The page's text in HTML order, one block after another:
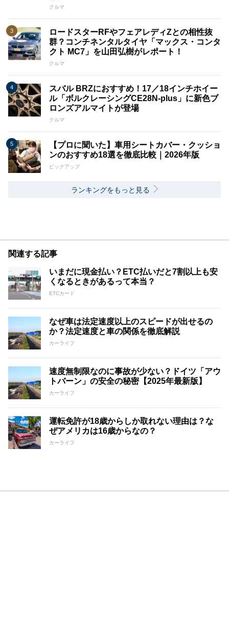
クルマ
ロードスターRFやフェアレディZとの相性抜
群？コンチネンタルタイヤ「マックス・コンタ
クト MC7」を山田弘樹がレポート！
クルマ
スバル BRZにおすすめ！17／18インチホイー
ル「ボルクレーシングCE28N-plus」に新色ブ
ロンズアルマイトが登場
クルマ
【プロに聞いた】車用シートカバー・クッショ
ンのおすすめ18選を徹底比較｜2026年版
ピックアップ
ランキングをもっと見る
関連する記事
いまだに現金払い？ETC払いだと7割以上も安
くなるときがあるって本当？
ETCカード
なぜ車は法定速度以上のスピードが出せるの
か？法定速度と車の関係を徹底解説
カーライフ
速度無制限なのに事故が少ない？ドイツ「アウ
トバーン」の安全の秘密【2025年最新版】
カーライフ
運転免許が18歳からしか取れない理由は？な
ぜアメリカは16歳からなの？
カーライフ